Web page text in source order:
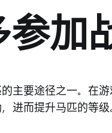
参加
主要途径之一。在
进而提升马匹的等级